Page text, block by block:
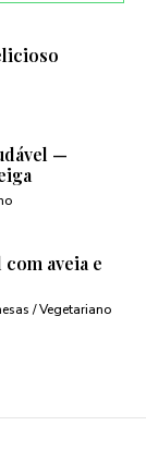
—
aveia e
/ Vegetariano